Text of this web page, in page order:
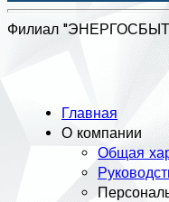
Филиал
Главная
О компании
Общая